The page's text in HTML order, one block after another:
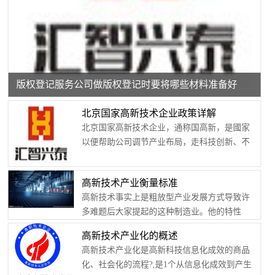
版权登记服务公司做版权登记时要将哪些材料准备好
北京国家高新技术企业政策详解
北京国家高新技术企业，通称国高新，是國家
以便帮助公司调节产业布局，走科技创新、不
情，提升自主创新的潜质的这种措施。代表该
公司在本行业中具备强劲的创新力和估值。是
科枝制造业的善作善成，在公司税款、项目申
报、引进人才、提高企业形象、公司公开招标
层面具备积极意义。最先申请北京国家高新技
术企业必须考虑八大标准，公司满足条件之后
就能够打开自评，最高分100分。总成绩7...
高新技术产业衡量标准
高新技术事实上是粗放型产业发展方式导致许
多难题后大家提起的这种制造业。他的特性
是：技术标准较为高，具备注资大，拆迁赔偿
小，盈利高的特性。? 现阶段大家所说的高
新技术通常指得的第二产业中的技术含量高的
制造业，例如开发软件、電子研制这些。?
高新技术产业化的概述
高新技术产业化是高新科技信息化成效的商品
化、社会化的流程?,是1个从信息化成效到产生